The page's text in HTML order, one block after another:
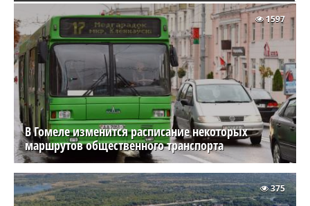
В Гомеле изменится расписание некоторых
маршрутов общественного транспорта
1597
375